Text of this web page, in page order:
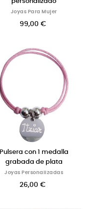
Joyas Para Mujer
99,00 €
Pulsera con 1 medalla
grabada de plata
Joyas Personalizadas
26,00 €